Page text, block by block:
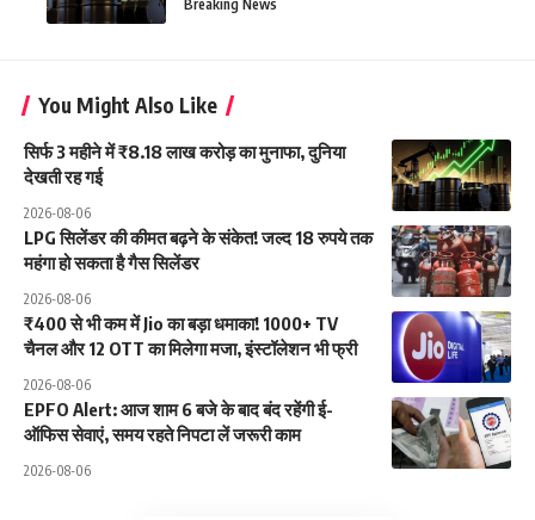
Breaking News
You Might Also Like
सिर्फ 3 महीने में ₹8.18 लाख करोड़ का मुनाफा, दुनिया
देखती रह गई
2026-08-06
LPG सिलेंडर की कीमत बढ़ने के संकेत! जल्द 18 रुपये तक
महंगा हो सकता है गैस सिलेंडर
2026-08-06
₹400 से भी कम में Jio का बड़ा धमाका! 1000+ TV
चैनल और 12 OTT का मिलेगा मजा, इंस्टॉलेशन भी फ्री
2026-08-06
EPFO Alert: आज शाम 6 बजे के बाद बंद रहेंगी ई-
ऑफिस सेवाएं, समय रहते निपटा लें जरूरी काम
2026-08-06